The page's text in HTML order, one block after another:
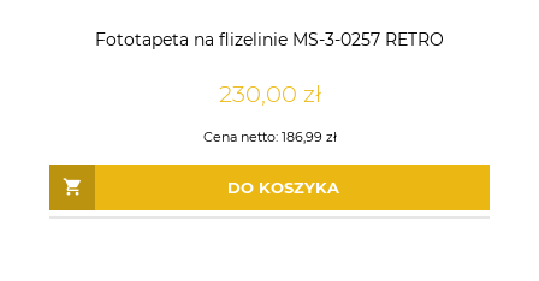
Fototapeta na flizelinie MS-3-0257 RETRO
230,00 zł
Cena netto: 186,99 zł
DO KOSZYKA